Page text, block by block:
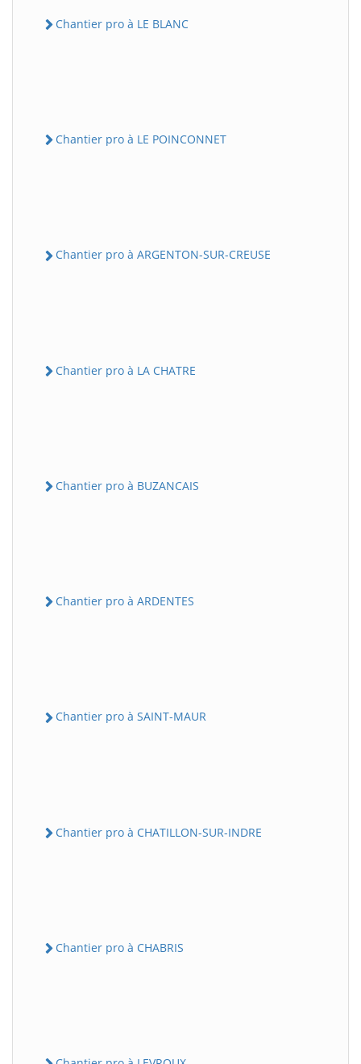
Chantier pro à LE BLANC
Chantier pro à LE POINCONNET
Chantier pro à ARGENTON-SUR-CREUSE
Chantier pro à LA CHATRE
Chantier pro à BUZANCAIS
Chantier pro à ARDENTES
Chantier pro à SAINT-MAUR
Chantier pro à CHATILLON-SUR-INDRE
Chantier pro à CHABRIS